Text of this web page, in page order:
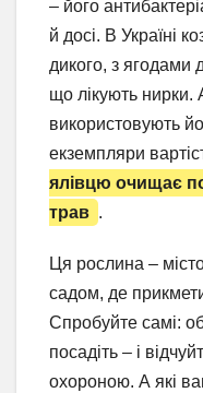
– його
й досі. В Україні
дикого, з ягодами
що лікують нирки.
використовують
екземпляри
ялівцю очищає
трав .
Ця рослина –
садом, де
Спробуйте самі:
посадіть – і
охороною. А які